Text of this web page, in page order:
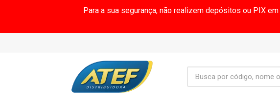
Para a sua segurança, não realizem depósitos ou PIX